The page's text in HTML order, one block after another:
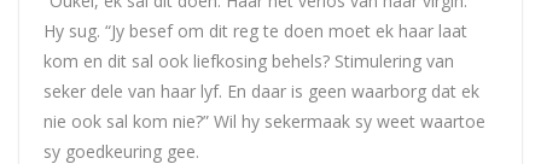
Hy sug. “Jy besef om dit reg te doen moet ek haar laat
kom en dit sal ook liefkosing behels? Stimulering van
seker dele van haar lyf. En daar is geen waarborg dat ek
nie ook sal kom nie?” Wil hy sekermaak sy weet waartoe
sy goedkeuring gee.